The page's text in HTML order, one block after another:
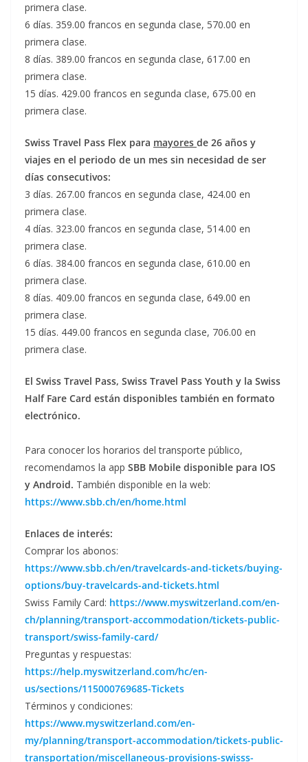
primera clase.
6 días. 359.00 francos en segunda clase, 570.00 en
primera clase.
8 días. 389.00 francos en segunda clase, 617.00 en
primera clase.
15 días. 429.00 francos en segunda clase, 675.00 en
primera clase.
Swiss Travel Pass Flex para mayores de 26 años y
viajes en el periodo de un mes sin necesidad de ser
días consecutivos:
3 días. 267.00 francos en segunda clase, 424.00 en
primera clase.
4 días. 323.00 francos en segunda clase, 514.00 en
primera clase.
6 días. 384.00 francos en segunda clase, 610.00 en
primera clase.
8 días. 409.00 francos en segunda clase, 649.00 en
primera clase.
15 días. 449.00 francos en segunda clase, 706.00 en
primera clase.
El Swiss Travel Pass, Swiss Travel Pass Youth y la Swiss
Half Fare Card están disponibles también en formato
electrónico.
Para conocer los horarios del transporte público,
recomendamos la app SBB Mobile disponible para IOS
y Android. También disponible en la web:
https://www.sbb.ch/en/home.html
Enlaces de interés:
Comprar los abonos:
https://www.sbb.ch/en/travelcards-and-tickets/buying-
options/buy-travelcards-and-tickets.html
Swiss Family Card: https://www.myswitzerland.com/en-
ch/planning/transport-accommodation/tickets-public-
transport/swiss-family-card/
Preguntas y respuestas:
https://help.myswitzerland.com/hc/en-
us/sections/115000769685-Tickets
Términos y condiciones:
https://www.myswitzerland.com/en-
my/planning/transport-accommodation/tickets-public-
transportation/miscellaneous-provisions-swisss-